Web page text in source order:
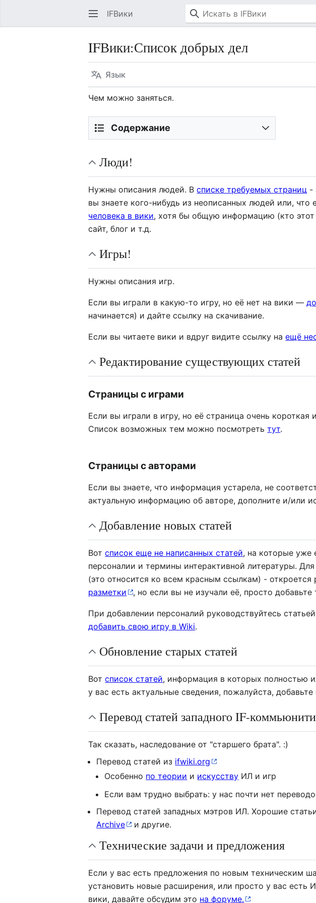
IFВики
IFВики:Список добрых дел
Язык
Чем можно заняться.
Содержание
Люди!
Нужны описания людей. Всписке требуемых страниц -
вы знаете кого-нибудь из неописанных людей или,
человека в вики, хотя бы общую информацию (кто
сайт, блог и т.д.
Игры!
Нужны описания игр.
Если вы играли в какую-то игру, но её нет на вики —
начинается) и дайте ссылку на скачивание.
Если вы читаете вики и вдруг видите ссылку наещё
Редактирование существующих статей
Страницы с играми
Если вы играли в игру, но её страница очень короткая
Список возможных тем можно посмотретьтут.
Страницы с авторами
Если вы знаете, что информация устарела, не
актуальную информацию об авторе, дополните и/или
Добавление новых статей
Вотсписок еще не написанных статей, на которые уже
персоналии и термины интерактивной литературы.
(это относится ко всем красным ссылкам) -
разметки
, но если вы не изучали её, просто
При добавлении персоналий руководствуйтесь статьей
добавить свою игру в Wiki.
Обновление старых статей
Вотсписок статей, информация в которых полностью
у вас есть актуальные сведения, пожалуйста,
Перевод статей западного IF-коммьюнити
Так сказать, наследование от "старшего брата". :)
Перевод статей из ifwiki.org
Особенно по теории и искусству ИЛ и игр
Если вам трудно выбрать: у нас почти нет
Перевод статей западных мэтров ИЛ. Хорошие
Archive
и другие.
Технические задачи и предложения
Если у вас есть предложения по новым техническим
установить новые расширения, или просто у вас есть
вики, давайте обсудим это на форуме.